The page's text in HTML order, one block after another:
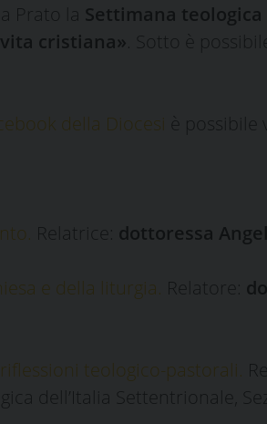
Prato la Settimana teologica
cristiana» . Sotto è
della Diocesi è
Relatrice: dottoressa
e della liturgia. Relatore:
teologico-pastorali.
dell’Italia Settentrionale,